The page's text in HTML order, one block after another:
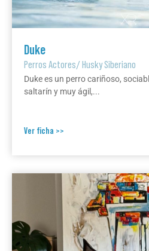
Duke
Perros Actores/Husky Siberiano
Duke es un perro cariñoso,
saltarín y muy ágil,...
Ver ficha >>